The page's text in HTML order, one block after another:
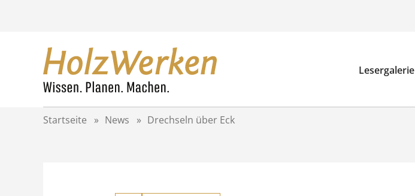
Lesergalerie
Startseite » News » Drechseln über Eck